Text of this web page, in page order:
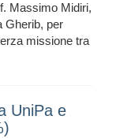
Massimo Midiri,
Gherib, per
missione tra
UniPa e